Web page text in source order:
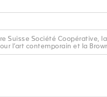
Suisse Société Coopérative,
l’art contemporain et la